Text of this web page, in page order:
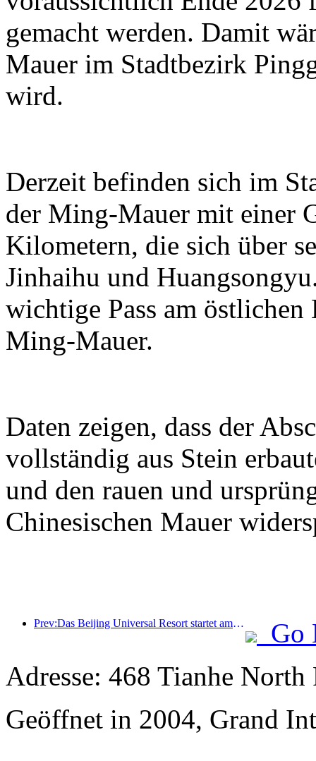
gemacht werden. Damit
Mauer im Stadtbezirk
wird.
Derzeit befinden sich im
der Ming-Mauer mit einer
Kilometern, die sich über
Jinhaihu und
wichtige Pass am
Ming-Mauer.
Daten zeigen, dass der
vollständig aus Stein
und den rauen und
Chinesischen Mauer
Prev:Das Beijing Universal Resort startet am 23. Januar sein 40-tägiges Universal Chinese New Year Event.
Go
Adresse: 468 Tianhe
Geöffnet in 2004, Grand